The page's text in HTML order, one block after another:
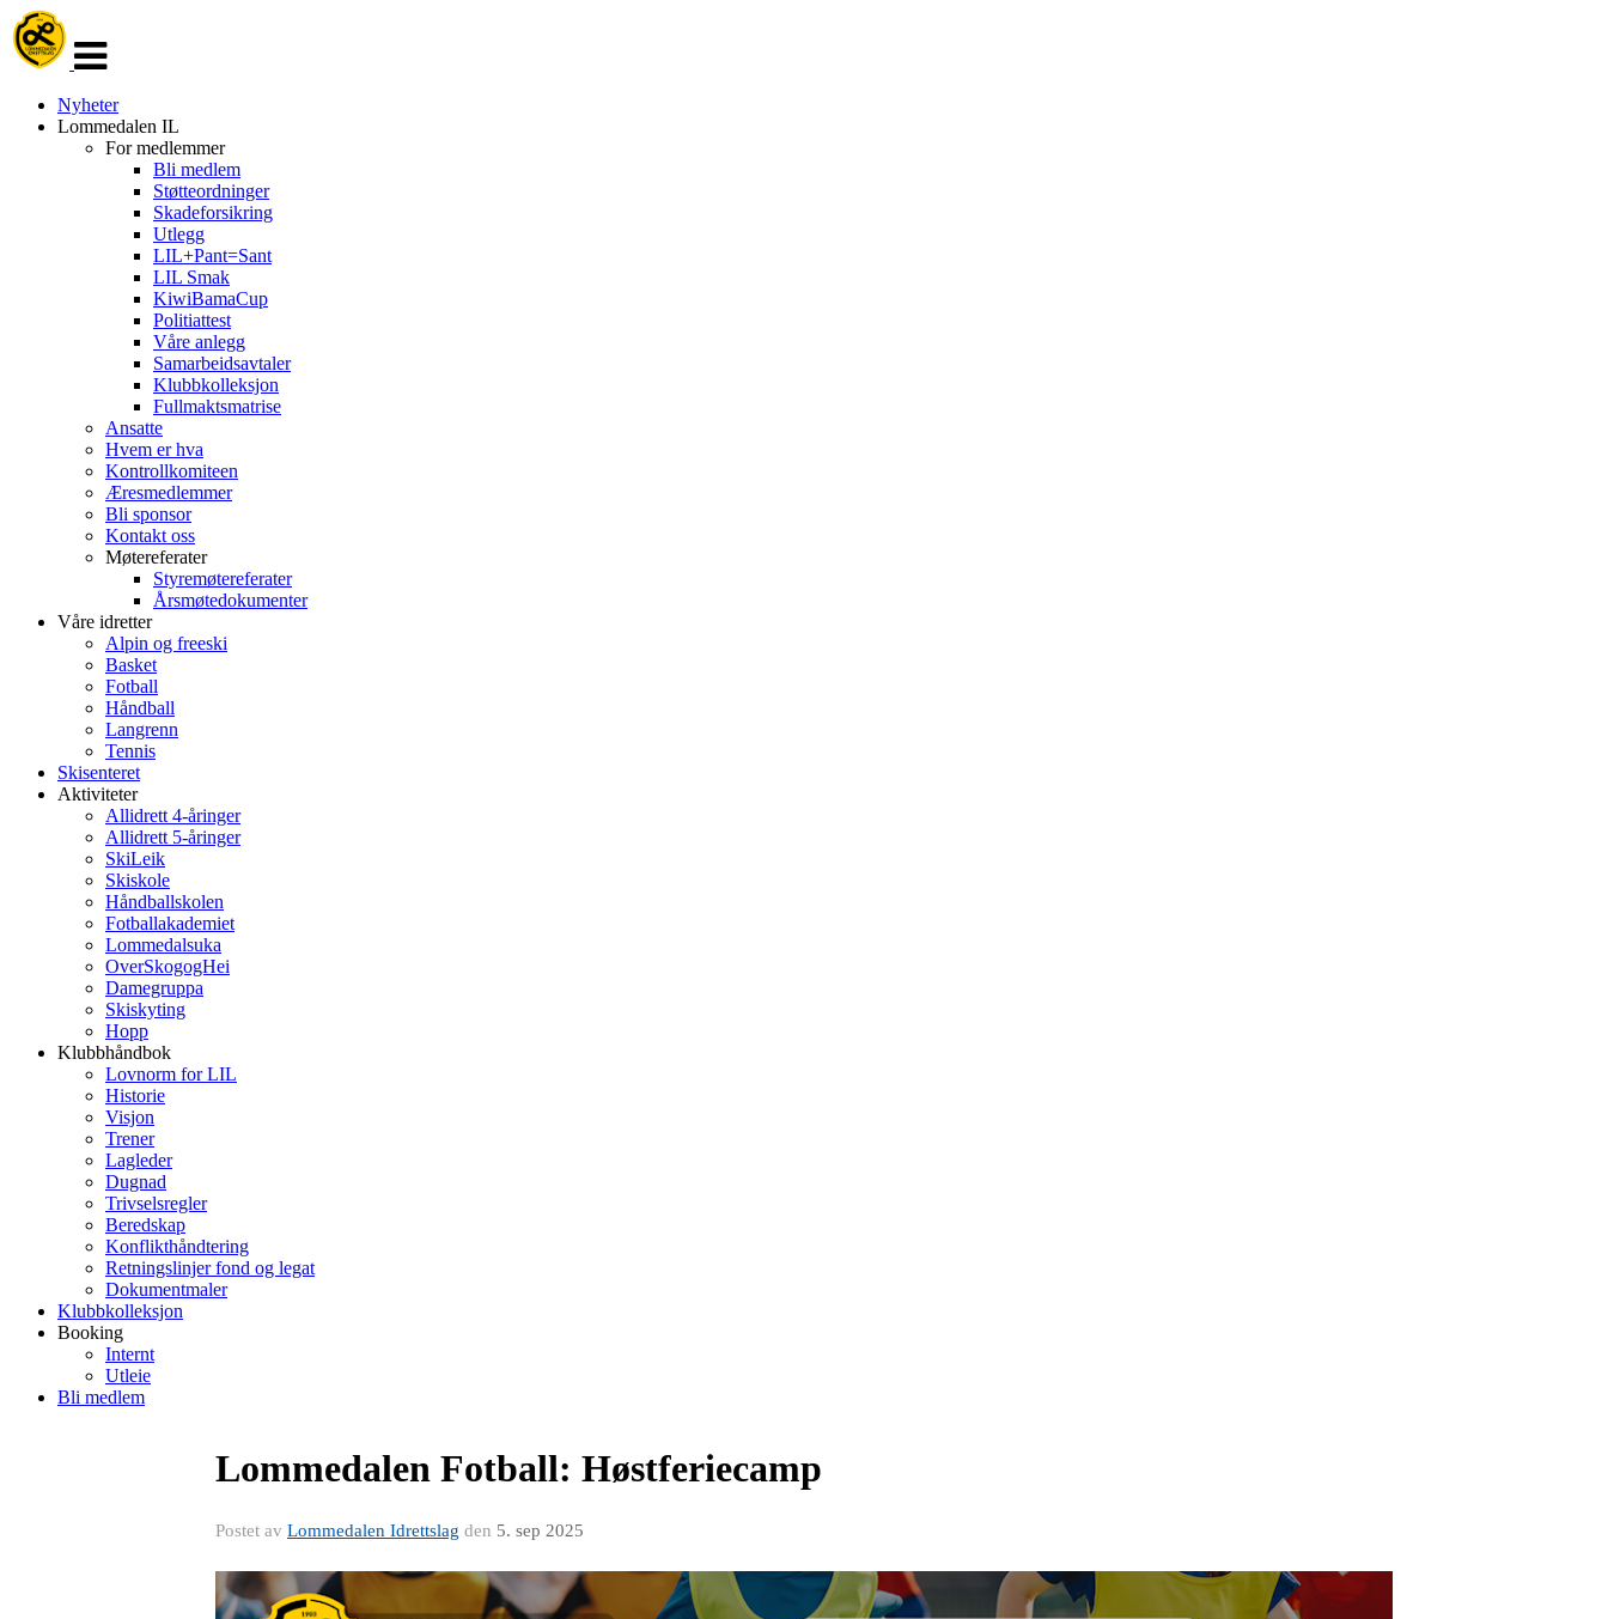
navigasjon
Nyheter
Lommedalen IL
For medlemmer
Bli medlem
Støtteordninger
Skadeforsikring
Utlegg
LIL+Pant=Sant
LIL Smak
KiwiBamaCup
Politiattest
Våre anlegg
Samarbeidsavtaler
Klubbkolleksjon
Fullmaktsmatrise
Ansatte
Hvem er hva
Kontrollkomiteen
Æresmedlemmer
Bli sponsor
Kontakt oss
Møtereferater
Styremøtereferater
Årsmøtedokumenter
Våre idretter
Alpin og freeski
Basket
Fotball
Håndball
Langrenn
Tennis
Skisenteret
Aktiviteter
Allidrett 4-åringer
Allidrett 5-åringer
SkiLeik
Skiskole
Håndballskolen
Fotballakademiet
Lommedalsuka
OverSkogogHei
Damegruppa
Skiskyting
Hopp
Klubbhåndbok
Lovnorm for LIL
Historie
Visjon
Trener
Lagleder
Dugnad
Trivselsregler
Beredskap
Konflikthåndtering
Retningslinjer fond og legat
Dokumentmaler
Klubbkolleksjon
Booking
Internt
Utleie
Bli medlem
Lommedalen Fotball: Høstferiecamp
Postet av Lommedalen Idrettslag den 5. sep 2025